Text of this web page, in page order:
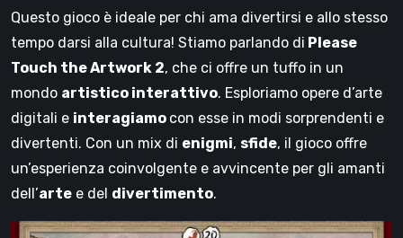
Questo gioco è ideale per chi ama divertirsi e allo stesso
tempo darsi alla cultura! Stiamo parlando di Please
Touch the Artwork 2, che ci offre un tuffo in un
mondo artistico interattivo. Esploriamo opere d’arte
digitali e interagiamo con esse in modi sorprendenti e
divertenti. Con un mix di enigmi, sfide, il gioco offre
un’esperienza coinvolgente e avvincente per gli amanti
dell’arte e del divertimento.